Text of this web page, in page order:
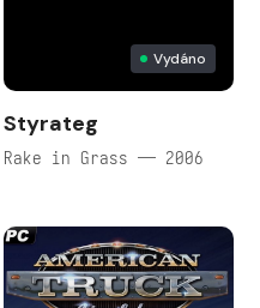
Vydáno
Styrateg
Rake in Grass — 2006